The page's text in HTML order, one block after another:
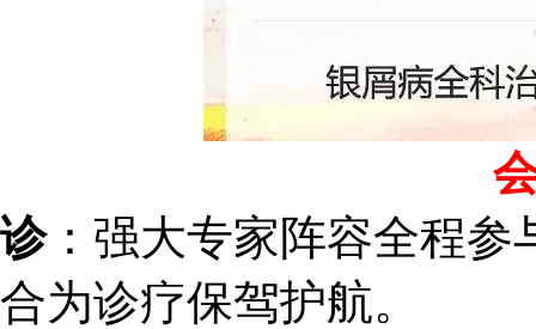
诊：强大专家阵容全程参
合为诊疗保驾护航。